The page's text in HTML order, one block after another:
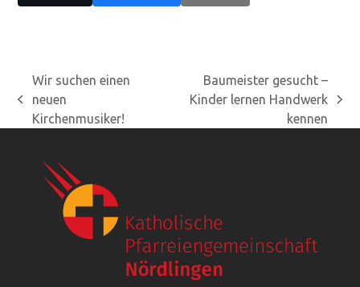
vorheriger
Beitrag:
Wir suchen einen
neuen
Kirchenmusiker!
Nächster
Beitrag:
Baumeister gesucht –
Kinder lernen Handwerk
kennen